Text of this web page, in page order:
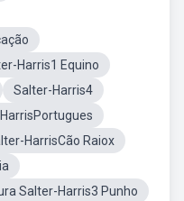
Harris1 Equino
Salter-Harris4
HarrisCão Raiox
Salter-Harris3 Punho